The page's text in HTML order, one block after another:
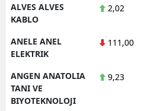
ALVES ALVES
KABLO
2,02
ANELE ANEL
ELEKTRIK
111,00
ANGEN ANATOLIA
TANI VE
BIYOTEKNOLOJI
9,23